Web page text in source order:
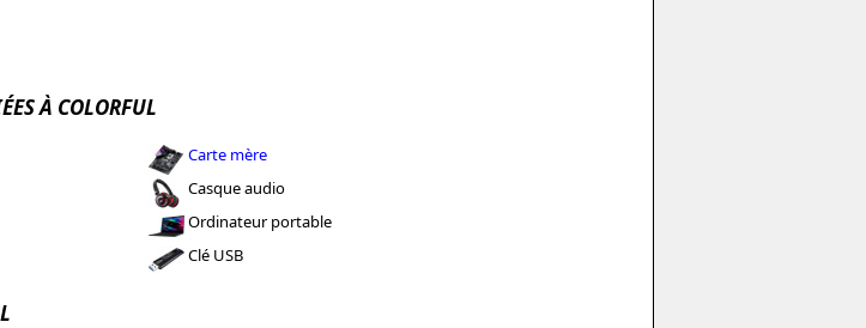
À COLORFUL
Carte mère
Casque audio
Ordinateur portable
Clé USB